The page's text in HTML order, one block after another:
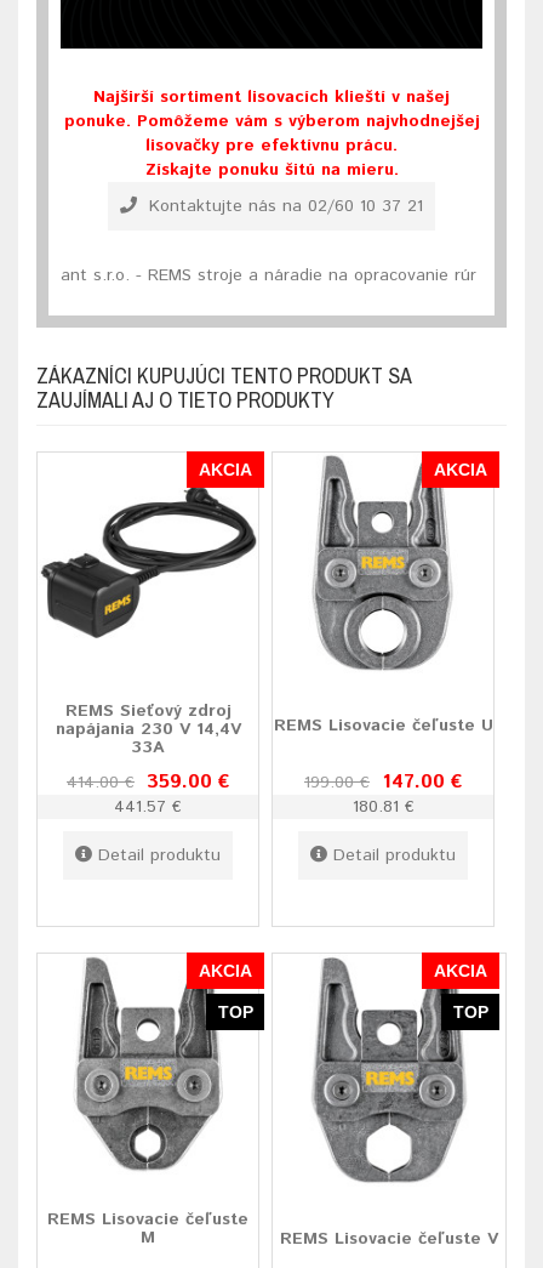
Najširší sortiment lisovacích klieští v našej
ponuke. Pomôžeme vám s výberom najvhodnejšej
lisovačky pre efektívnu prácu.
Získajte ponuku šitú na mieru.
Kontaktujte nás na 02/60 10 37 21
ant s.r.o. - REMS stroje a náradie na opracovanie rúr
ZÁKAZNÍCI KUPUJÚCI TENTO PRODUKT SA
ZAUJÍMALI AJ O TIETO PRODUKTY
AKCIA
REMS Sieťový zdroj
napájania 230 V 14,4V
33A
414.00 € 359.00 €
441.57 €
Detail produktu
AKCIA
REMS Lisovacie čeľuste U
199.00 € 147.00 €
180.81 €
Detail produktu
AKCIA
TOP
REMS Lisovacie čeľuste
M
AKCIA
TOP
REMS Lisovacie čeľuste V